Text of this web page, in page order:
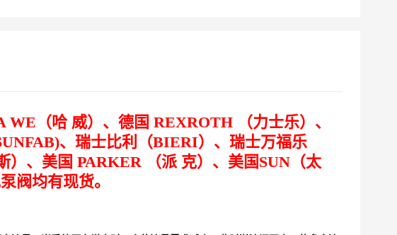
（哈 威）、德国 REXROTH （力士乐）、
、瑞士比利（BIERI）、瑞士万福乐
）、美国 PARKER （派 克）、美国SUN（太
阀均有现货。